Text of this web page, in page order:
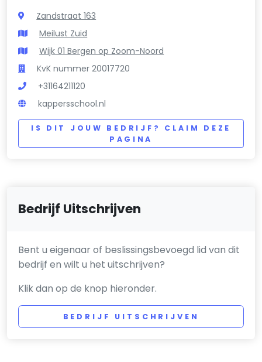
Zandstraat 163
Meilust Zuid
Wijk 01 Bergen op Zoom-Noord
KvK nummer 20017720
+31164211120
kappersschool.nl
IS DIT JOUW BEDRIJF? CLAIM DEZE
PAGINA
Bedrijf Uitschrijven
Bent u eigenaar of beslissingsbevoegd lid van dit
bedrijf en wilt u het uitschrijven?
Klik dan op de knop hieronder.
BEDRIJF UITSCHRIJVEN